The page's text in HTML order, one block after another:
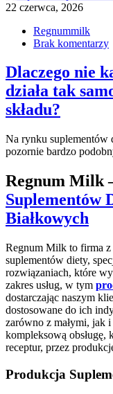
22 czerwca, 2026
Regnummilk
Brak komentarzy
Dlaczego nie
działa tak
składu?
Na rynku suplementów
pozornie bardzo
Regnum Milk
Suplementów
Białkowych
Regnum Milk to firma
suplementów diety,
rozwiązaniach, które
zakres usług, w tym
dostarczając naszym
dostosowane do ich
zarówno z małymi, jak
kompleksową obsługę,
receptur, przez
Produkcja